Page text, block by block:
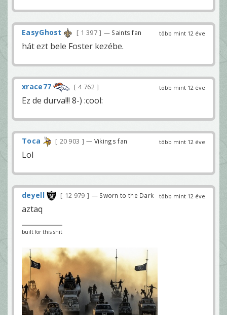
több mint 12 éve
EasyGhost 1 397 — Saints fan
hát ezt bele Foster kezébe.
több mint 12 éve
xrace77 4 762
Ez de durva!!! 8-) :cool:
több mint 12 éve
Toca 20 903 — Vikings fan
Lol
több mint 12 éve
deyell 12 979 — Sworn to the Dark
aztaq
built for this shit